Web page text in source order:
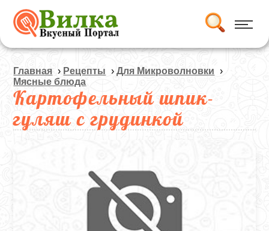
Главная › Рецепты ›Для Микроволновки ›
Мясные блюда
Картофельный шпик-
гуляш с грудинкой